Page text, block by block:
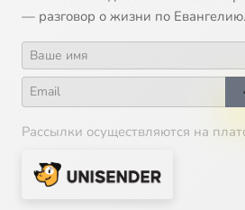
— разговор о жизни по Евангелию.
Рассылки осуществляются на